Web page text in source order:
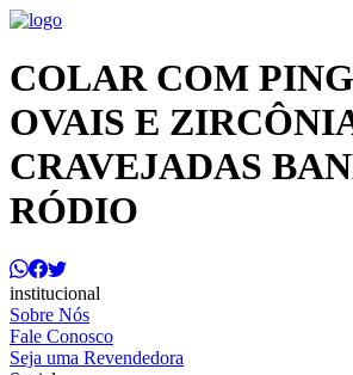
COLAR COM
OVAIS E
CRAVEJADAS
RÓDIO
institucional
Sobre Nós
Fale Conosco
Seja uma Revendedora